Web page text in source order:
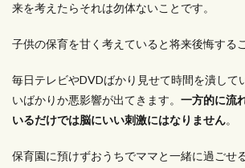
来を考えたらそれは勿体ないことです。
子供の保育を甘く考えていると将来後悔する
毎日テレビやDVDばかり見せて時間を潰して
いばかりか悪影響が出てきます。 一方的に流
いるだけでは脳にいい刺激にはなりません。
保育園に預けずおうちでママと一緒に過ごせ